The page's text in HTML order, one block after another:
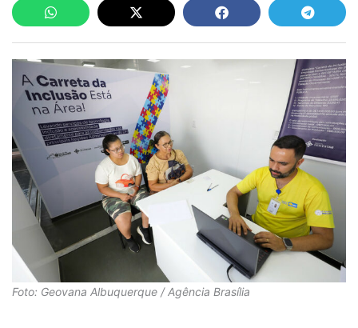
Foto: Geovana Albuquerque / Agência Brasília